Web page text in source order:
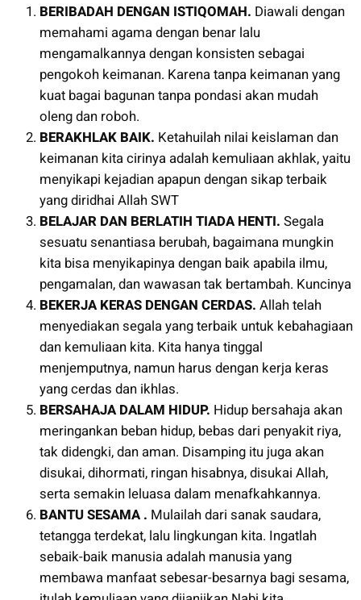
BERIBADAH DENGAN ISTIQOMAH. Diawali dengan
memahami agama dengan benar lalu
mengamalkannya dengan konsisten sebagai
pengokoh keimanan. Karena tanpa keimanan yang
kuat bagai bagunan tanpa pondasi akan mudah
oleng dan roboh.
BERAKHLAK BAIK. Ketahuilah nilai keislaman dan
keimanan kita cirinya adalah kemuliaan akhlak, yaitu
menyikapi kejadian apapun dengan sikap terbaik
yang diridhai Allah SWT
BELAJAR DAN BERLATIH TIADA HENTI. Segala
sesuatu senantiasa berubah, bagaimana mungkin
kita bisa menyikapinya dengan baik apabila ilmu,
pengamalan, dan wawasan tak bertambah. Kuncinya
BEKERJA KERAS DENGAN CERDAS. Allah telah
menyediakan segala yang terbaik untuk kebahagiaan
dan kemuliaan kita. Kita hanya tinggal
menjemputnya, namun harus dengan kerja keras
yang cerdas dan ikhlas.
BERSAHAJA DALAM HIDUP. Hidup bersahaja akan
meringankan beban hidup, bebas dari penyakit riya,
tak didengki, dan aman. Disamping itu juga akan
disukai, dihormati, ringan hisabnya, disukai Allah,
serta semakin leluasa dalam menafkahkannya.
BANTU SESAMA . Mulailah dari sanak saudara,
tetangga terdekat, lalu lingkungan kita. Ingatlah
sebaik-baik manusia adalah manusia yang
membawa manfaat sebesar-besarnya bagi sesama,